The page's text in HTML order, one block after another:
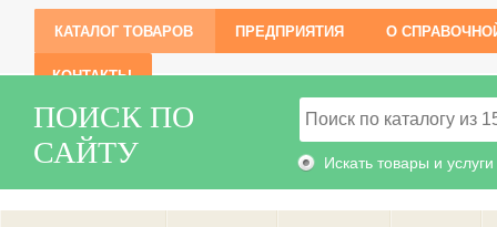
КАТАЛОГ ТОВАРОВ ПРЕДПРИЯТИЯ О
КОНТАКТЫ
ПОИСК ПО
САЙТУ
Искать товары и услуги